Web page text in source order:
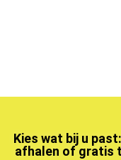
Kies wat bij u
afhalen of gratis